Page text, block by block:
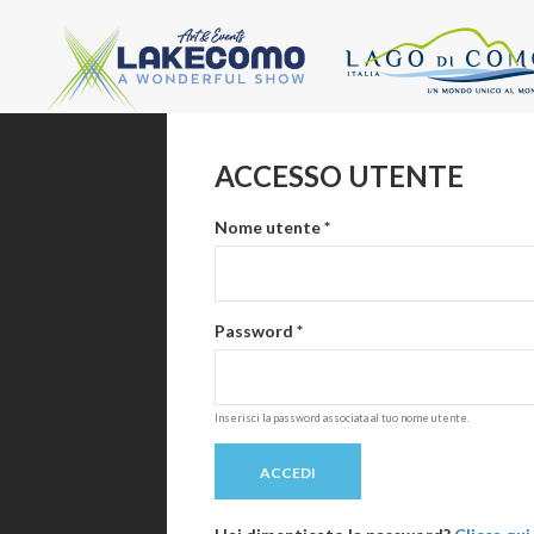
ACCESSO UTENTE
Nome utente*
Password *
Inserisci la password associata al tuo nome utente.
ACCEDI